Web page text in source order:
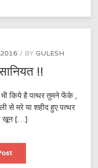
BY GULESH
!!
भी किये है पत्थर तुमने फेंके ,
से मरे या शहीद हुए पत्थर
खून […]
कश्मीरियत